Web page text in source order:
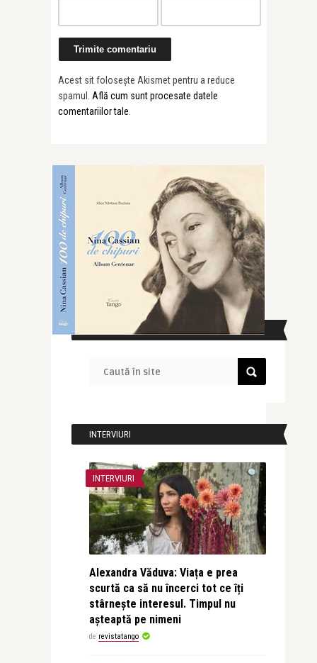
Acest sit folosește Akismet pentru a reduce
spamul. Află cum sunt procesate datele
comentariilor tale
CAUTĂ ÎN SITE
INTERVIURI
INTERVIURI
Alexandra Văduva: Viața e prea
scurtă ca să nu încerci tot ce îți
stârnește interesul. Timpul nu
așteaptă pe nimeni
de revistatango